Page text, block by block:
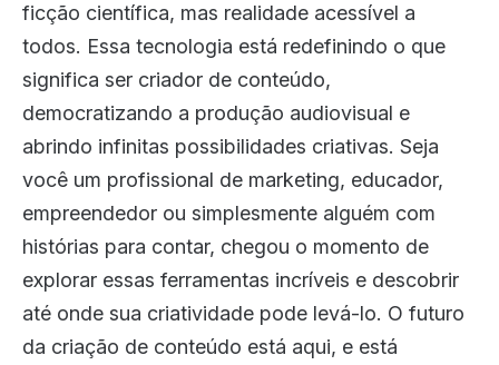
ficção científica, mas realidade acessível a
todos. Essa tecnologia está redefinindo o que
significa ser criador de conteúdo,
democratizando a produção audiovisual e
abrindo infinitas possibilidades criativas. Seja
você um profissional de marketing, educador,
empreendedor ou simplesmente alguém com
histórias para contar, chegou o momento de
explorar essas ferramentas incríveis e descobrir
até onde sua criatividade pode levá-lo. O futuro
da criação de conteúdo está aqui, e está